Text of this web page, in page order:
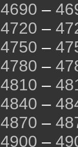
4690 –
4720 –
4750 –
4780 –
4810 –
4840 –
4870 –
4900 –